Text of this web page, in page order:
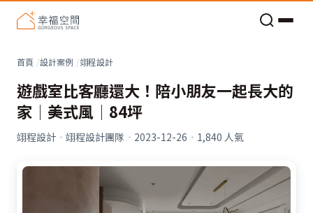
首頁 設計案例 翊程設計
遊戲室比客廳還大！陪小朋友一起長大的
家│美式風│84坪
翊程設計 · 翊程設計團隊 · 2023-12-26 · 1,840 人氣